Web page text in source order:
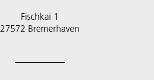
Fischkai 1
27572 Bremerhaven